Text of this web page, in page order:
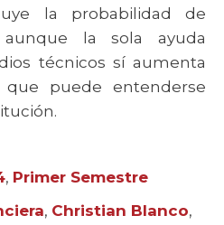
la probabilidad de
la sola ayuda
técnicos sí aumenta
puede entenderse
, Primer Semestre
, Christian Blanco,